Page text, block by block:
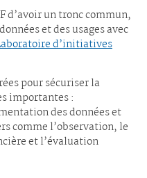
d’avoir un tronc commun,
et des usages avec
d’initiatives
pour sécuriser la
importantes :
des données et
comme l’observation, le
et l’évaluation